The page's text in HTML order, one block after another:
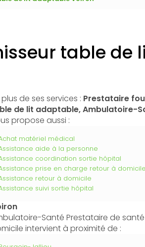
table de
plus de ses services : Prestataire
de lit adaptable, Ambulatoire-
propose aussi :
matériel médical
aide à la personne
coordination sortie hôpital
prise en charge retour à domicile
retour à domicile
suivi sortie hôpital
Santé Prestataire de
intervient à proximité de :